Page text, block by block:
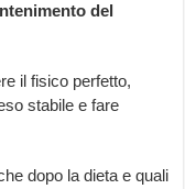
del
il fisico perfetto,
stabile e fare
dopo la dieta e quali